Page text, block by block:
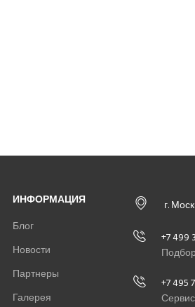
ИНФОРМАЦИЯ
Блог
Новости
Партнеры
Галерея
г.
+7 499
+7 495